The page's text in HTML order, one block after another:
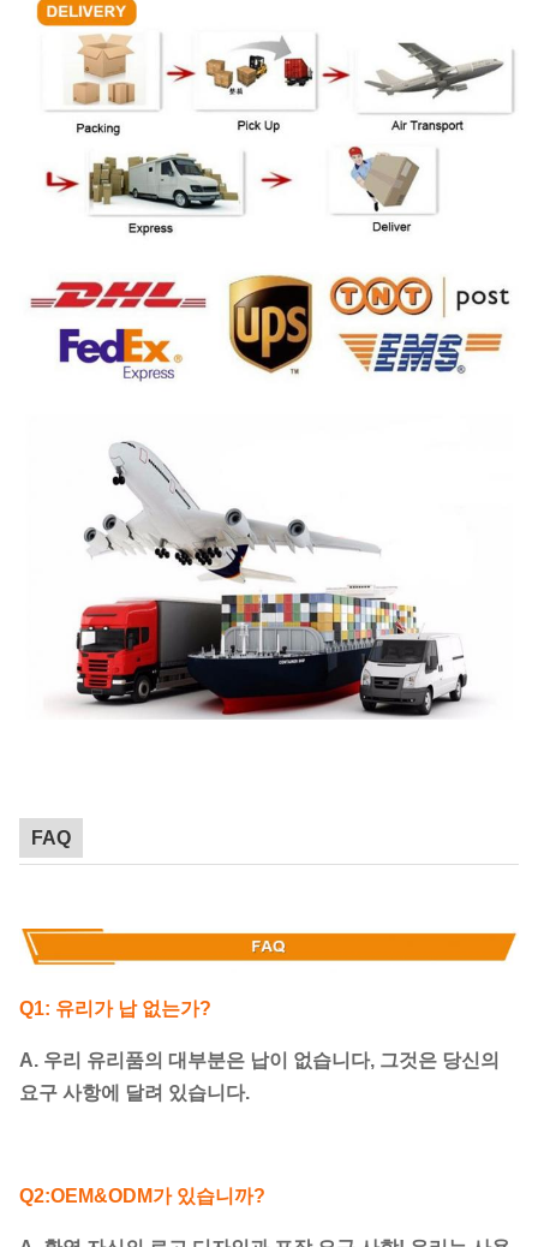
FAQ
Q1: 유리가 납 없는가?
A. 우리 유리품의 대부분은 납이 없습니다, 그것은 당신의
요구 사항에 달려 있습니다.
Q2:OEM&ODM가 있습니까?